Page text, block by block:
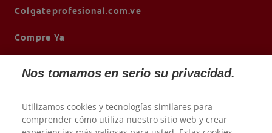
Colgateprofesional.com.ve
Compre Ya
Nos tomamos en serio su privacidad.
Utilizamos cookies y tecnologías similares para
comprender cómo utiliza nuestro sitio web y crear